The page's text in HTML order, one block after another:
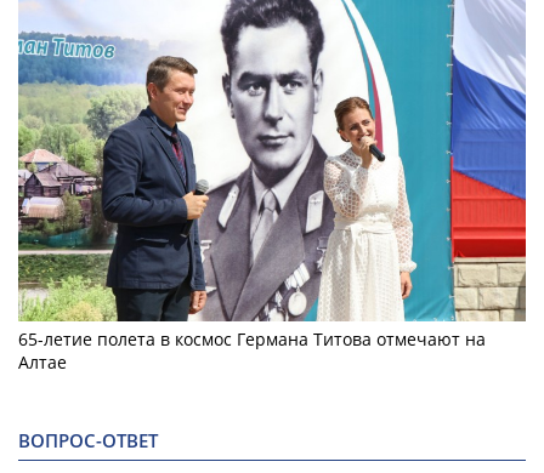
65-летие полета в космос Германа Титова отмечают на
Алтае
ВОПРОС-ОТВЕТ